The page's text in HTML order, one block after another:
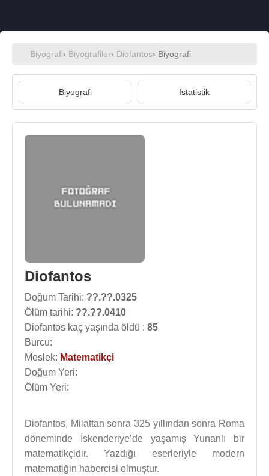
Biyografi› Biyografiler› Diofantos› Biyografi
Biyografi İstatistik
Diofantos
Doğum Tarihi: ??.??.0325
Ölüm tarihi: ??.??.0410
Diofantos kaç yaşında öldü : 85
Burcu:
Meslek: Matematikçi
Doğum Yeri:
Ölüm Yeri:
Diofantos, Milattan sonra 325 yıllından sonra Roma
döneminde İskenderiye’de yaşamış Yunanlı bir
matematikçidir. Yazdığı eserleriyle modern
matematiğin habercisi olmuştur.